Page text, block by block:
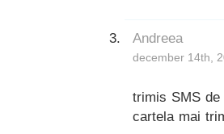
Andreea
december 14th,
trimis SMS de
cartela mai